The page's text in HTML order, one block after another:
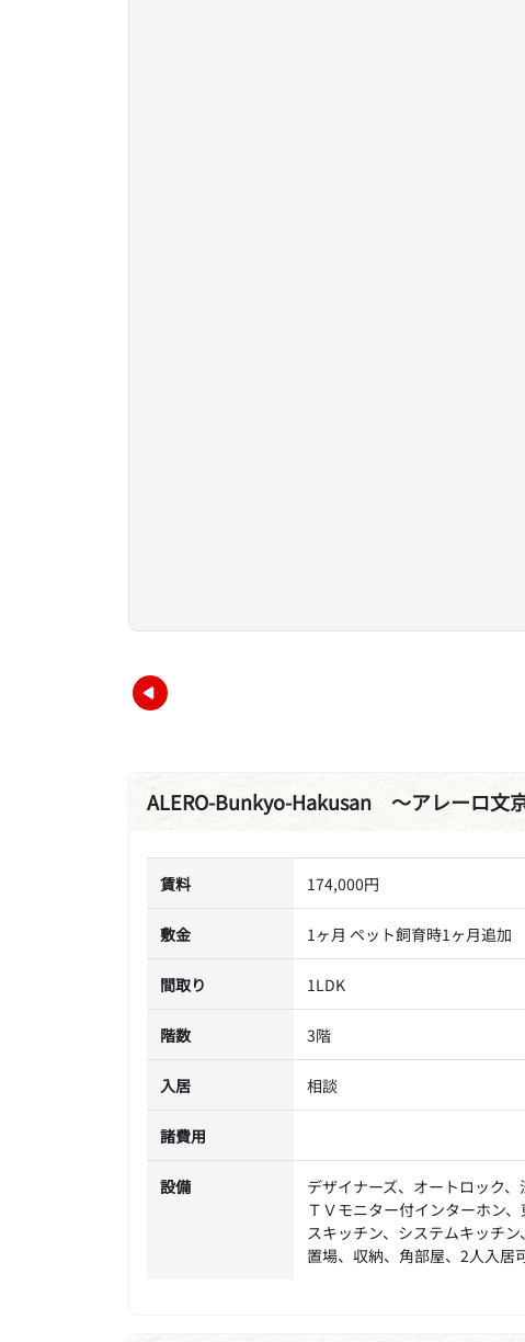
ALERO-Bunkyo-Hakusan ～アレーロ文
賃料 174,000円
敷金 1ヶ月 ペット飼育時1ヶ月追加
間取り 1LDK
階数 3階
入居 相談
諸費用
設備
デザイナーズ、オートロック
ＴＶモニター付インターホン
スキッチン、システムキッチ
置場、収納、角部屋、2人入居